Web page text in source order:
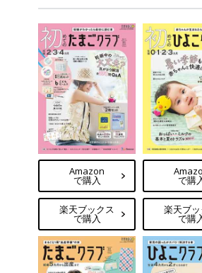
Amazon
で購入
楽天ブックス
で購入
で購
楽天ブ
で購